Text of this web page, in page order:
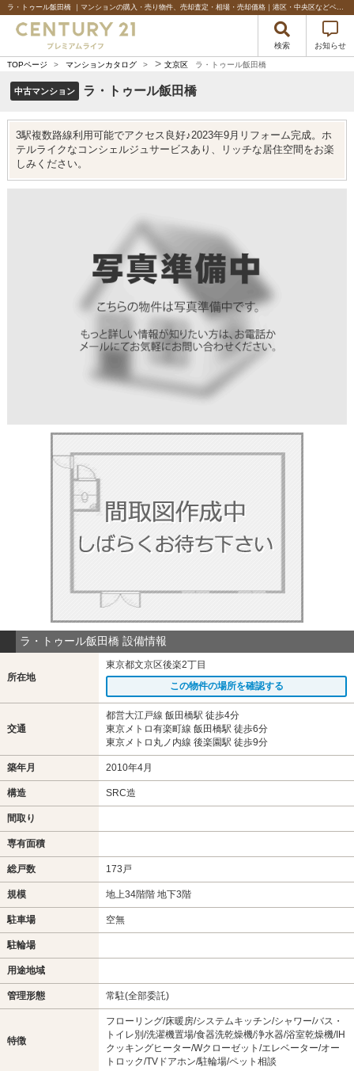
ラ・トゥール飯田橋 ｜マンションの購入・売り物件、売却査定・相場・売却価格｜港区・中央区などベイエリアの不動産のことならセンチュリー21プレミアムライフ
検索 お知らせ
TOPページ > マンションカタログ > > 文京区 ラ・トゥール飯田橋
中古マンション ラ・トゥール飯田橋
3駅複数路線利用可能でアクセス良好♪2023年9月リフォーム完成。ホ
テルライクなコンシェルジュサービスあり、リッチな居住空間をお楽
しみください。
ラ・トゥール飯田橋 設備情報
所在地
東京都文京区後楽2丁目
この物件の場所を確認する
交通
都営大江戸線 飯田橋駅 徒歩4分
東京メトロ有楽町線 飯田橋駅 徒歩6分
東京メトロ丸ノ内線 後楽園駅 徒歩9分
築年月 2010年4月
構造 SRC造
間取り
専有面積
総戸数 173戸
規模 地上34階階 地下3階
駐車場 空無
駐輪場
用途地域
管理形態 常駐(全部委託)
特徴
フローリング/床暖房/システムキッチン/シャワー/バス・
トイレ別/洗濯機置場/食器洗乾燥機/浄水器/浴室乾燥機/IH
クッキングヒーター/Wクローゼット/エレベーター/オー
トロック/TVドアホン/駐輪場/ペット相談